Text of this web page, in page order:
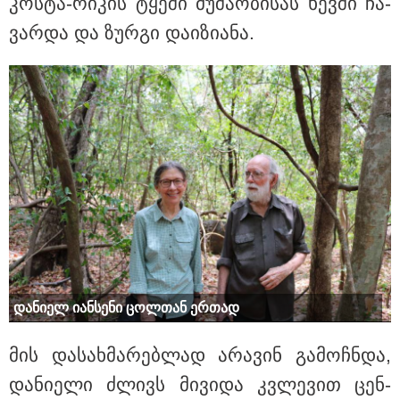
"ბავშვობიდან ასე ვარ..
ფანატიკურად ვარ შეყვარებული
მარტინ გუიმჯიანი, ქართულ ენასა
და საქართველოზე
შეყვარებული სომეხი ბიჭი
ვარ­და და ზურ­გი და­ი­ზი­ა­ნა.
და­ნი­ელ იან­სე­ნი ცოლ­თან ერ­თად
მის და­სახ­მა­რებ­ლად არა­ვინ გა­მოჩ­ნდა,
და­ნი­ე­ლი ძლივს მი­ვი­და კვლე­ვით ცენ­